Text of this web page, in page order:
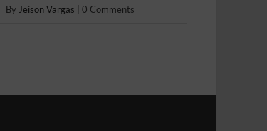
By Jeison Vargas |0 Comments